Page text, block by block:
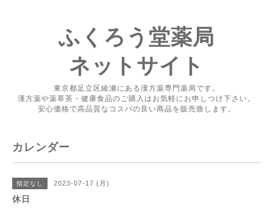
ふくろう堂薬局
ネットサイト
東京都足立区綾瀬にある漢方薬専門薬局です。
漢方薬や薬草茶・健康食品のご購入はお気軽にお申しつけ下さい。
安心価格で高品質なコスパの良い商品を販売致します。
カレンダー
指定なし 2023-07-17 (月)
休日